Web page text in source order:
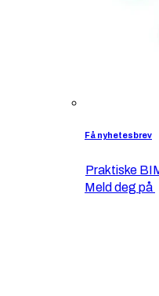
Få nyhetesbrev
Praktiske
Meld deg på